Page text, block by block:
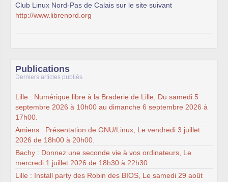
Club Linux Nord-Pas de Calais sur le site suivant
http://www.librenord.org
Publications
Derniers articles publiés
Lille : Numérique libre à la Braderie de Lille, Du samedi 5
septembre 2026 à 10h00 au dimanche 6 septembre 2026 à
17h00.
Amiens : Présentation de GNU/Linux, Le vendredi 3 juillet
2026 de 18h00 à 20h00.
Bachy : Donnez une seconde vie à vos ordinateurs, Le
mercredi 1 juillet 2026 de 18h30 à 22h30.
Lille : Install party des Robin des BIOS, Le samedi 29 août